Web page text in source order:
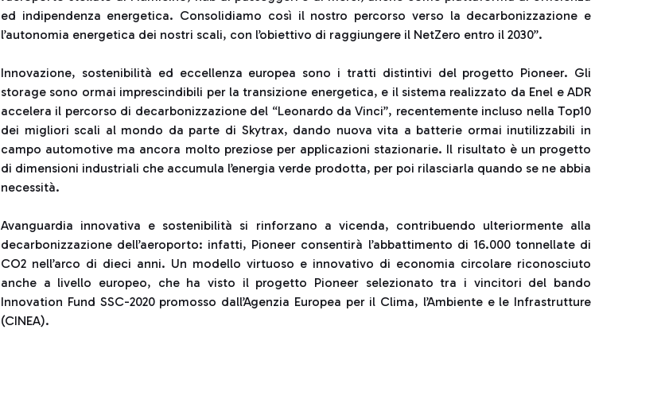
ed indipendenza energetica. Consolidiamo così il nostro percorso verso la decarbonizzazione e
l’autonomia energetica dei nostri scali, con l’obiettivo di raggiungere il NetZero entro il 2030”.
Innovazione, sostenibilità ed eccellenza europea sono i tratti distintivi del progetto Pioneer. Gli
storage sono ormai imprescindibili per la transizione energetica, e il sistema realizzato da Enel e ADR
accelera il percorso di decarbonizzazione del “Leonardo da Vinci”, recentemente incluso nella Top10
dei migliori scali al mondo da parte di Skytrax, dando nuova vita a batterie ormai inutilizzabili in
campo automotive ma ancora molto preziose per applicazioni stazionarie. Il risultato è un progetto
di dimensioni industriali che accumula l’energia verde prodotta, per poi rilasciarla quando se ne abbia
necessità.
Avanguardia innovativa e sostenibilità si rinforzano a vicenda, contribuendo ulteriormente alla
decarbonizzazione dell’aeroporto: infatti, Pioneer consentirà l’abbattimento di 16.000 tonnellate di
CO2 nell’arco di dieci anni. Un modello virtuoso e innovativo di economia circolare riconosciuto
anche a livello europeo, che ha visto il progetto Pioneer selezionato tra i vincitori del bando
Innovation Fund SSC-2020 promosso dall’Agenzia Europea per il Clima, l’Ambiente e le Infrastrutture
(CINEA).